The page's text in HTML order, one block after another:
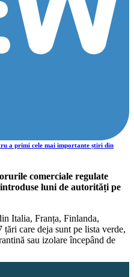
a primi cele mai importante știri din
comerciale regulate
luni de autorități pe
Italia, Franța, Finlanda,
care deja sunt pe lista verde,
sau izolare începând de